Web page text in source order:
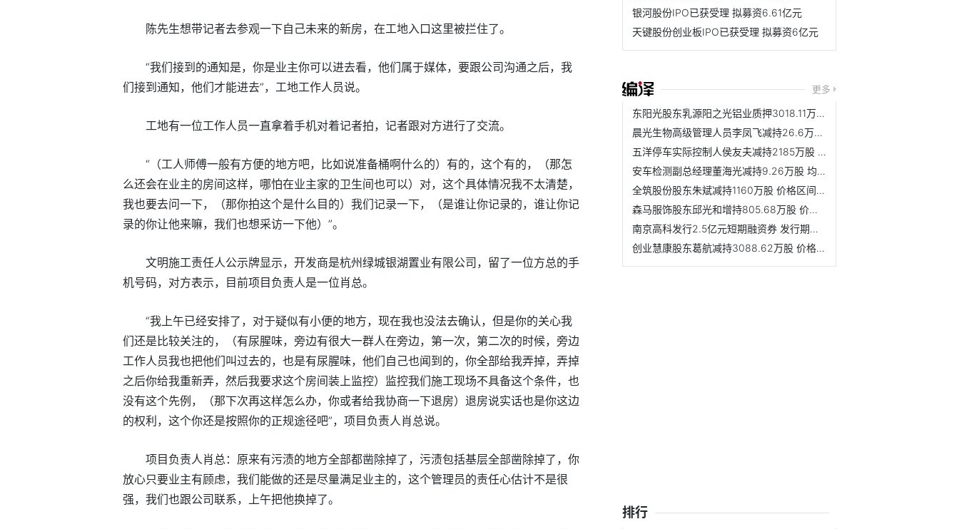
陈先生想带记者去参观一下自己未来的新房，在工地入口这里被拦住了。
“我们接到的通知是，你是业主你可以进去看，他们属于媒体，要跟公司沟通之后，我
们接到通知，他们才能进去”，工地工作人员说。
工地有一位工作人员一直拿着手机对着记者拍，记者跟对方进行了交流。
“（工人师傅一般有方便的地方吧，比如说准备桶啊什么的）有的，这个有的，（那怎
么还会在业主的房间这样，哪怕在业主家的卫生间也可以）对，这个具体情况我不太清楚，
我也要去问一下，（那你拍这个是什么目的）我们记录一下，（是谁让你记录的，谁让你记
录的你让他来嘛，我们也想采访一下他）”。
文明施工责任人公示牌显示，开发商是杭州绿城银湖置业有限公司，留了一位方总的手
机号码，对方表示，目前项目负责人是一位肖总。
“我上午已经安排了，对于疑似有小便的地方，现在我也没法去确认，但是你的关心我
们还是比较关注的，（有尿腥味，旁边有很大一群人在旁边，第一次，第二次的时候，旁边
工作人员我也把他们叫过去的，也是有尿腥味，他们自己也闻到的，你全部给我弄掉，弄掉
之后你给我重新弄，然后我要求这个房间装上监控）监控我们施工现场不具备这个条件，也
没有这个先例，（那下次再这样怎么办，你或者给我协商一下退房）退房说实话也是你这边
的权利，这个你还是按照你的正规途径吧”，项目负责人肖总说。
项目负责人肖总：原来有污渍的地方全部都凿除掉了，污渍包括基层全部凿除掉了，你
放心只要业主有顾虑，我们能做的还是尽量满足业主的，这个管理员的责任心估计不是很
强，我们也跟公司联系，上午把他换掉了。
银河股份IPO已获受理 拟募资6.61亿元
天键股份创业板IPO已获受理 拟募资6亿元
更多
东阳光股东乳源阳之光铝业质押3018.11万股 占公司总股本比例的1%
晨光生物高级管理人员李凤飞减持26.6万股 价格区间为16.43-16.13元/股
五洋停车实际控制人侯友夫减持2185万股 价格区间为3.04-2.96元/股
安车检测副总经理董海光减持9.26万股 均价为18.74元/股
全筑股份股东朱斌减持1160万股 价格区间为3.22-3.22元/股
森马服饰股东邱光和增持805.68万股 价格区间为6.77-6.77元/股
南京高科发行2.5亿元短期融资券 发行期限为90天
创业慧康股东葛航减持3088.62万股 价格区间为8.65-8.75元/股
排行